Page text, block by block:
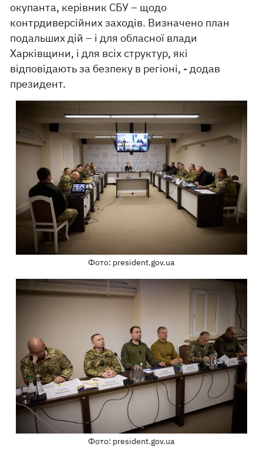
окупанта, керівник СБУ – щодо
контрдиверсійних заходів. Визначено план
подальших дій – і для обласної влади
Харківщини, і для всіх структур, які
відповідають за безпеку в регіоні, - додав
президент.
Фото: president.gov.ua
Фото: president.gov.ua